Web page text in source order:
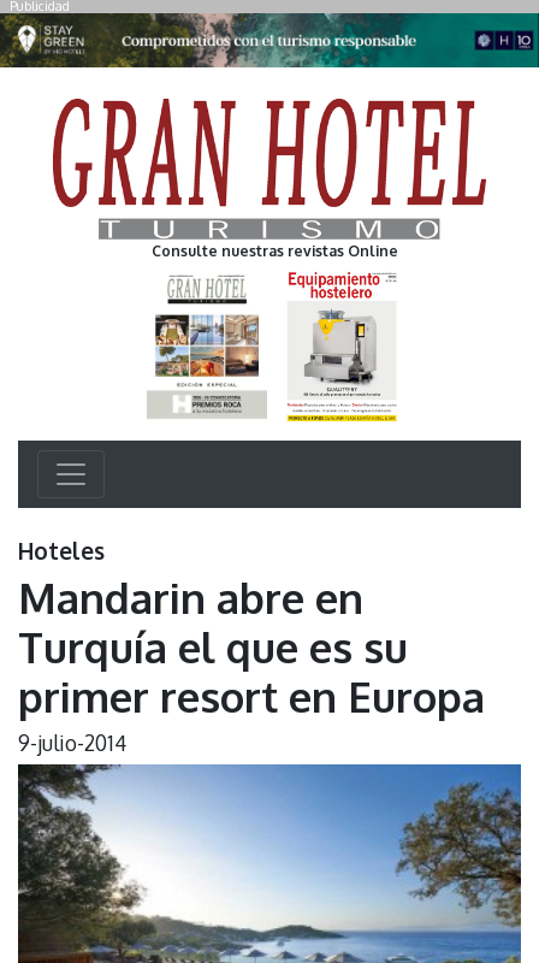
Publicidad
Consulte nuestras revistas Online
Hoteles
Mandarin abre en
Turquía el que es su
primer resort en Europa
9-julio-2014